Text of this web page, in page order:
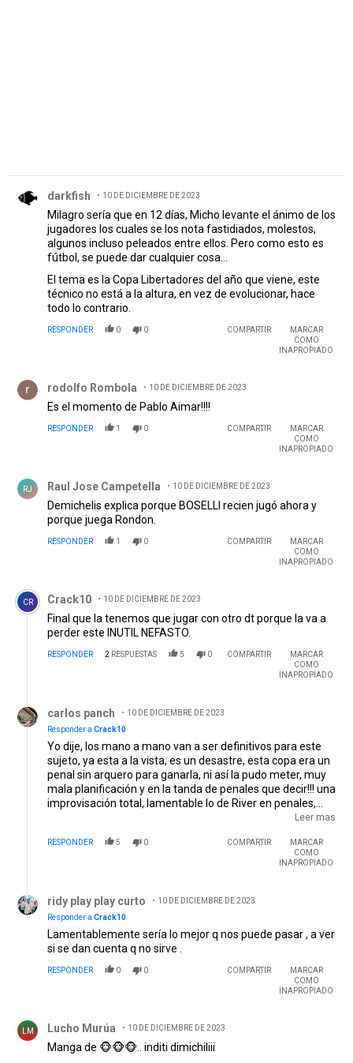
darkfish 10 DE DICIEMBRE DE 2023
Milagro sería que en 12 días, Micho levante el ánimo de los
jugadores los cuales se los nota fastidiados, molestos,
algunos incluso peleados entre ellos. Pero como esto es
fútbol, se puede dar cualquier cosa...
El tema es la Copa Libertadores del año que viene, este
técnico no está a la altura, en vez de evolucionar, hace
todo lo contrario.
RESPONDER 0 0 COMPARTIR
MARCAR
COMO
INAPROPIADO
rodolfo Rombola 10 DE DICIEMBRE DE 2023
Es el momento de Pablo Aimar!!!!
RESPONDER 1 0 COMPARTIR
MARCAR
COMO
INAPROPIADO
RJ Raul Jose Campetella 10 DE DICIEMBRE DE 2023
Demichelis explica porque BOSELLI recien jugó ahora y
porque juega Rondon.
RESPONDER 1 0 COMPARTIR
MARCAR
COMO
INAPROPIADO
Comentario de Crack10.
CR Crack10 10 DE DICIEMBRE DE 2023
Final que la tenemos que jugar con otro dt porque la va a
perder este INUTIL NEFASTO.
RESPONDER 2 RESPUESTAS 5 0 COMPARTIR
MARCAR
COMO
INAPROPIADO
carlos panch
10 DE DICIEMBRE DE 2023
Responder a Crack10
Yo dije, los mano a mano van a ser definitivos para este
sujeto, ya esta a la vista, es un desastre, esta copa era un
penal sin arquero para ganarla, ni así la pudo meter, muy
mala planificación y en la tanda de penales que decir!!! una
improvisación total, lamentable lo de River en penales,
hasta platense es 10000 veces mejor que River en
para más, si tiene dignidad debe dar un paso al costado
porque si esperamos que esta dirigencia mediocre que
Leer mas
RESPONDER 5 0 COMPARTIR
MARCAR
COMO
INAPROPIADO
ridy play play curto
10 DE DICIEMBRE DE 2023
Responder a Crack10
Lamentablemente sería lo mejor q nos puede pasar , a ver
si se dan cuenta q no sirve .
RESPONDER 0 0 COMPARTIR
MARCAR
COMO
INAPROPIADO
LM Lucho Murúa 10 DE DICIEMBRE DE 2023
Manga de 🐵🐵🐵.. inditi dimichiliii